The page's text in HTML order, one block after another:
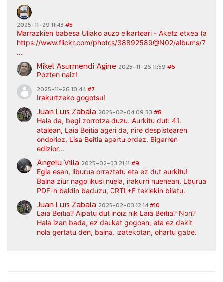
2025-11-29 11:43 #5
Marrazkien babesa Uliako auzo elkarteari - Aketz etxea
https://www.flickr.com/photos/38892589@N02/albums/
...
Mikel Asurmendi Agirre 2025-11-26 11:59 #6
Pozten naiz!
2025-11-26 10:44#7
Irakurtzeko gogotsu!
Juan Luis Zabala 2025-02-04 09:33 #8
Hala da, begi zorrotza duzu. Aurkitu dut: 41.
atalean, Laia Beitia ageri da, nire despistearen
ondorioz, Lisa Beitia agertu ordez. Bigarren
edizior...
Angelu Villa 2025-02-03 21:11 #9
Egia esan, liburua orraztatu eta ez dut aurkitu!
Baina ziur nago ikusi nuela, irakurri nuenean. Lburua
PDF-n baldin baduzu, CRTL+F teklekin bilatu.
Juan Luis Zabala 2025-02-03 12:14#10
Laia Beitia? Aipatu dut inoiz nik Laia Beitia? Non?
Hala izan bada, ez daukat gogoan, eta ez dakit
nola gertatu den, baina, izatekotan, ohartu gabe.